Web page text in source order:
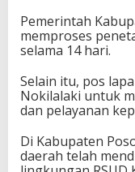
Pemerintah
memproses
selama 14 hari.
Selain itu, pos
Nokilalaki untuk
dan pelayanan
Di Kabupaten
daerah telah